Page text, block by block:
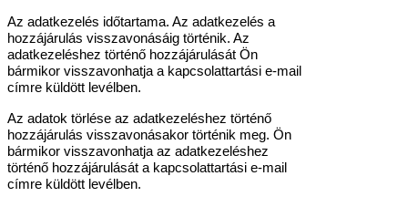
Az adatkezelés időtartama. Az adatkezelés a
hozzájárulás visszavonásáig történik. Az
adatkezeléshez történő hozzájárulását Ön
bármikor visszavonhatja a kapcsolattartási e-mail
címre küldött levélben.
Az adatok törlése az adatkezeléshez történő
hozzájárulás visszavonásakor történik meg. Ön
bármikor visszavonhatja az adatkezeléshez
történő hozzájárulását a kapcsolattartási e-mail
címre küldött levélben.